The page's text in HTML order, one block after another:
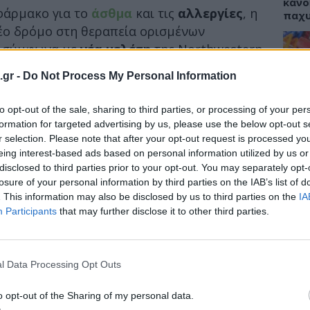
- Do Not Process My Personal Information
opt-out of the sale, sharing to third parties, or processing of your
for targeted advertising by us, please use the below opt-out
selection. Please note that after your opt-out request is processed
interest-based ads based on personal information utilized by us
to third parties prior to your opt-out. You may separately
of your personal information by third parties on the IAB’s list of
This information may also be disclosed by us to third parties on the
Participants that may further disclose it to other third parties.
Data Processing Opt Outs
opt-out of the Sharing of my personal data.
για το άσθμα και τις αλλεργίες, η
δρόμο στη θεραπεία ορισμένων
σύμφωνα μενέα μελέτητης Northwestern
επιστημονικό περιοδικό Nature Cancer
ένα μόριο που
χρόνια για τονρόλο του στο άσθμα και
η μοντελουκάστηχρησιμοποιούνται
τα συμπτώματα.
ανοσοποιητικό σύστημα
ότιαρκετοί καρκινικοί όγκοι
συγκεκριμένο μόριο για να
και από την επίθεση του
ΙΣΑ: